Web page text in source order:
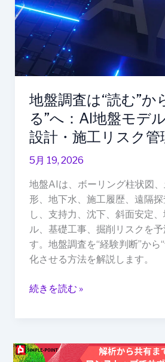
地盤調査は“読む”か
る”へ：AI地盤モデ
設計・施工リスク管
5月 19, 2026
地盤AIは、ボーリング柱状図
形、地下水、施工履歴、遠隔
し、支持力、沈下、斜面安定
ル、基礎工事、掘削リスクを
す。地盤調査を“経験判断”から
化させる方法を解説します。
は“読
む”か
ら“予
測
AI
地
盤
モ
デ
が
変
え
る
設
計・
工
管
続きを読む »